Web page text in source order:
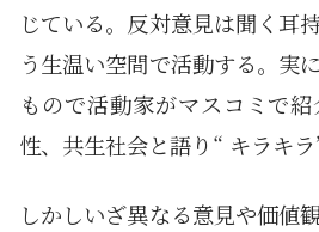
じている。反対意見は聞く耳
う生温い空間で活動する。実
もので活動家がマスコミで
性、共生社会と語り“ キラキラ
しかしいざ異なる意見や価値